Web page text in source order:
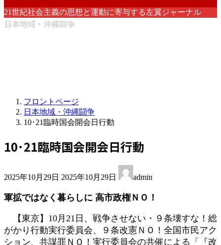
21世紀社会主義の思想と運動に寄与する左翼ジャーナル
日本地域・沖縄闘争
フロントページ
日本地域・沖縄闘争
10･21臨時国会開会日行動
10･21臨時国会開会日行動
2025年10月29日 終
新
時
:
2025年10月29日 admin
軍拡ではなく暮らしに 高市政権ＮＯ！
【東京】10月21日、戦争させない・９条壊すな！総
がかり行動実行委員会、９条改憲ＮＯ！全国市民アク
ション、共謀罪ＮＯ！実行委員会の共催による「『改